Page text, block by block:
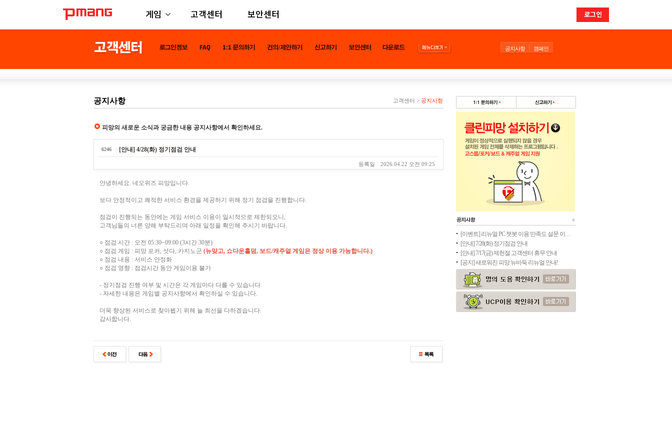
게임 고객센터 보안센터 로그인
공지사항 캠페인
공지사항 고객센터 > 공지사항
피망의 새로운 소식과 궁금한 내용 공지사항에서 확인하세요.
6246 [안내] 4/28(화) 정기점검 안내
등록일 2026.04.22 오전 09:25
안녕하세요. 네오위즈 피망입니다.
보다 안정적이고 쾌적한 서비스 환경을 제공하기 위해 정기 점검을 진행합니다.
점검이 진행되는 동안에는 게임 서비스 이용이 일시적으로 제한되오니,
고객님들의 너른 양해 부탁드리며 아래 일정을 확인해 주시기 바랍니다.
○ 점검 시간 : 오전 05:30~09:00 (3시간 30분)
○ 점검 게임 : 피망 포커, 섯다, 카지노군 (뉴맞고, 쇼다운홀덤, 보드/캐주얼 게임은 정상 이용 가능합니다.)
○ 점검 내용 : 서비스 안정화
○ 점검 영향 : 점검시간 동안 게임이용 불가
- 정기점검 진행 여부 및 시간은 각 게임마다 다를 수 있습니다.
- 자세한 내용은 게임별 공지사항에서 확인하실 수 있습니다.
더욱 향상된 서비스로 찾아뵙기 위해 늘 최선을 다하겠습니다.
감사합니다.
[이벤트] 리뉴얼 PC 챗봇 이용 만족도 설문 이벤트
[안내] 7/28(화) 정기점검 안내
[안내] 7/17(금) 제헌절 고객센터 휴무 안내
[공지] 새로워진 피망 뉴바둑 리뉴얼 안내!